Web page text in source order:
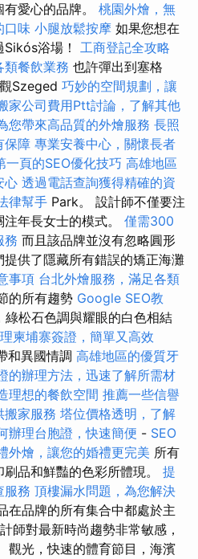
愛心的品牌。 桃園外燴，無
口味 小腿放鬆按摩 如果您想在
浴場！ 工商登記全攻略
類餐飲業務 也許彈出到塞格
Szeged 巧妙的空間規劃，讓
家公司費用Ptt討論，了解其他
您帶來高品質的外燴服務 長照
保障 專業安養中心，關懷長者
一頁的SEO優化技巧 高雄地區
心 透過電話查詢獲得精確的資
律幫手 Park。 設計師不僅要注
年長女士的模式。 僅需300
務 而且該品牌並沒有忽略圓形
供了隱藏所有錯誤的矯正海灘
事項 台北外燴服務，滿足各類
的所有趨勢 Google SEO教
綠松石色調與耀眼的白色相結
柬埔寨簽證，簡單又高效
和異國情調 高雄地區的優質牙
的辦理方法，迅速了解所需材
理想的餐飲空間 推薦一些信譽
搬家服務 塔位價格透明，了解
辦理台胞證，快速簡便 - SEO
外燴，讓您的婚禮更完美 所有
品和鮮豔的色彩所體現。 提
服務 頂樓漏水問題，為您解決
在品牌的所有集合中都處於主
師對最新時尚趨勢非常敏感，
觀光，快速的體育節目，海濱